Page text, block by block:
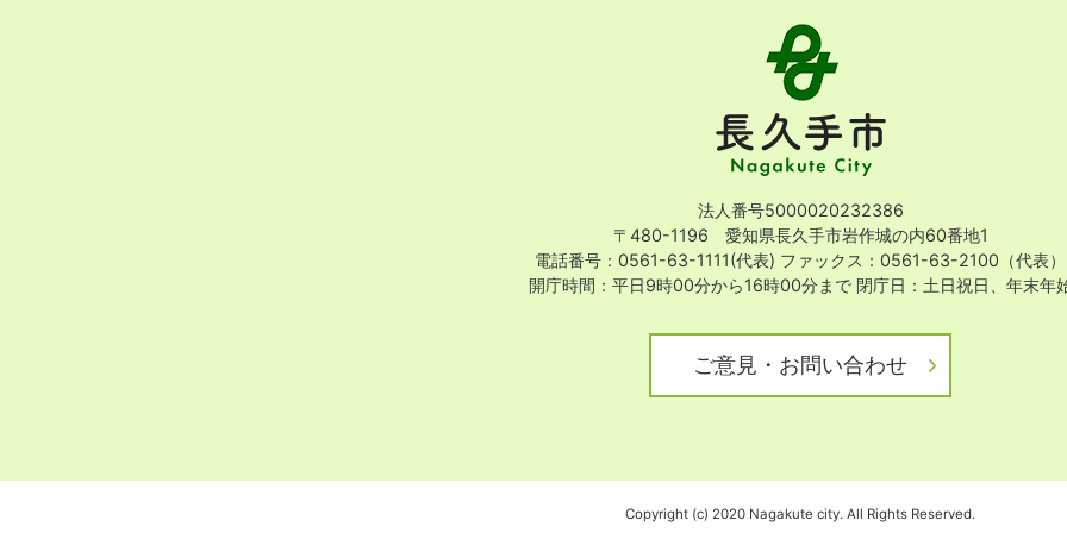
Nagakute
City
法人番号5000020232386
〒480-1196 愛知県長久手市岩作城の内60番地1
電話番号：0561-63-1111(代表) ファックス：0561-63-2100（代表）
開庁時間：平日9時00分から16時00分まで 閉庁日：土日祝日、年末年
ご意見・お問い合わせ
Copyright (c) 2020 Nagakute city. All Rights Reserved.